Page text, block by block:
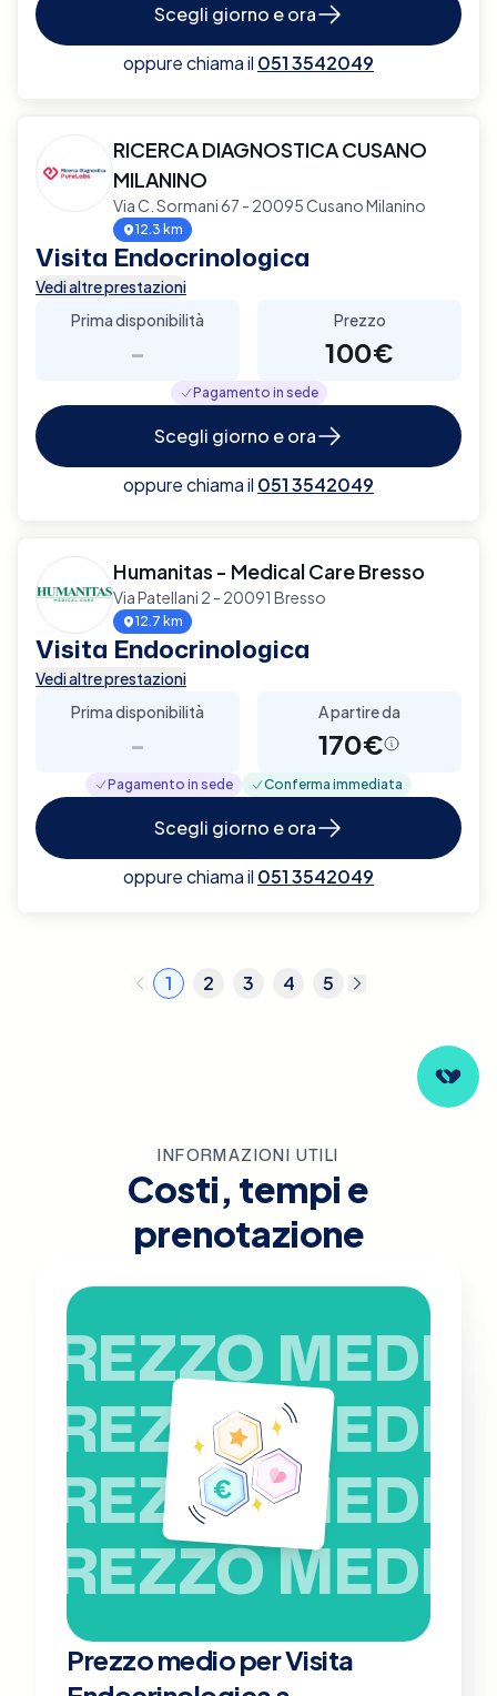
Scegli giorno e ora
oppure chiama il 051 3542049
RICERCA DIAGNOSTICA CUSANO
MILANINO
Via C. Sormani 67 - 20095 Cusano Milanino
12.3 km
Visita Endocrinologica
Vedi altre prestazioni
Prima disponibilità
-
Prezzo
100€
Pagamento in sede
Scegli giorno e ora
oppure chiama il 051 3542049
Humanitas - Medical Care Bresso
Via Patellani 2 - 20091 Bresso
12.7 km
Visita Endocrinologica
Vedi altre prestazioni
Prima disponibilità
-
A partire da
170€
Pagamento in sede Conferma immediata
Scegli giorno e ora
oppure chiama il 051 3542049
1 2 3 4 5
INFORMAZIONI UTILI
Costi, tempi e
prenotazione
PREZZO MEDIO
PREZZO MEDIO
PREZZO MEDIO
PREZZO MEDIO
Prezzo medio per Visita